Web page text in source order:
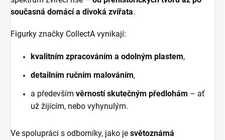
současná domácí a divoká zvířata.
Figurky značky CollectA vynikají:
kvalitním zpracováním a odolným plastem,
detailním ručním malováním,
a především věrností skutečným předlohám – ať
už žijícím, nebo vyhynulým.
Ve spolupráci s odborníky, jako je světoznámá